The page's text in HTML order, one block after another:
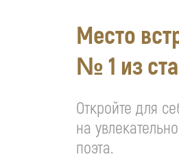
Место
№ 1 из
Откройте для
на
поэта.